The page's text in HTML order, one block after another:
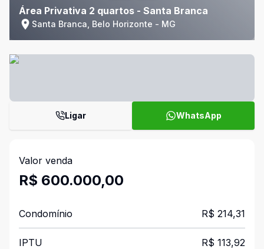
Área Privativa 2 quartos - Santa Branca
Santa Branca, Belo Horizonte - MG
Ligar WhatsApp
Valor venda
R$ 600.000,00
Condomínio R$ 214,31
IPTU R$ 113,92